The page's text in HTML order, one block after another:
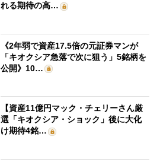
れる期待の高…
《2年弱で資産17.5倍の元証券マンが
「キオクシア急落で次に狙う」5銘柄を
公開》10…
【資産11億円マック・チェリーさん厳
選「キオクシア・ショック」後に大化
け期待4銘…